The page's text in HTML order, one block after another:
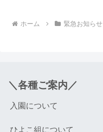
ホーム 緊急お知らせ
＼各種ご案内／
入園について
ひよこ組について